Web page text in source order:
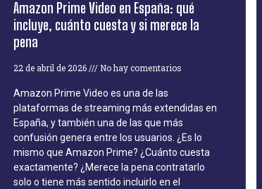
Amazon Prime Video en España: qué
incluye, cuánto cuesta y si merece la
pena
22 de abril de 2026 No hay comentarios
Amazon Prime Video es una de las
plataformas de streaming más extendidas en
España, y también una de las que más
confusión genera entre los usuarios. ¿Es lo
mismo que Amazon Prime? ¿Cuánto cuesta
exactamente? ¿Merece la pena contratarlo
solo o tiene más sentido incluirlo en el